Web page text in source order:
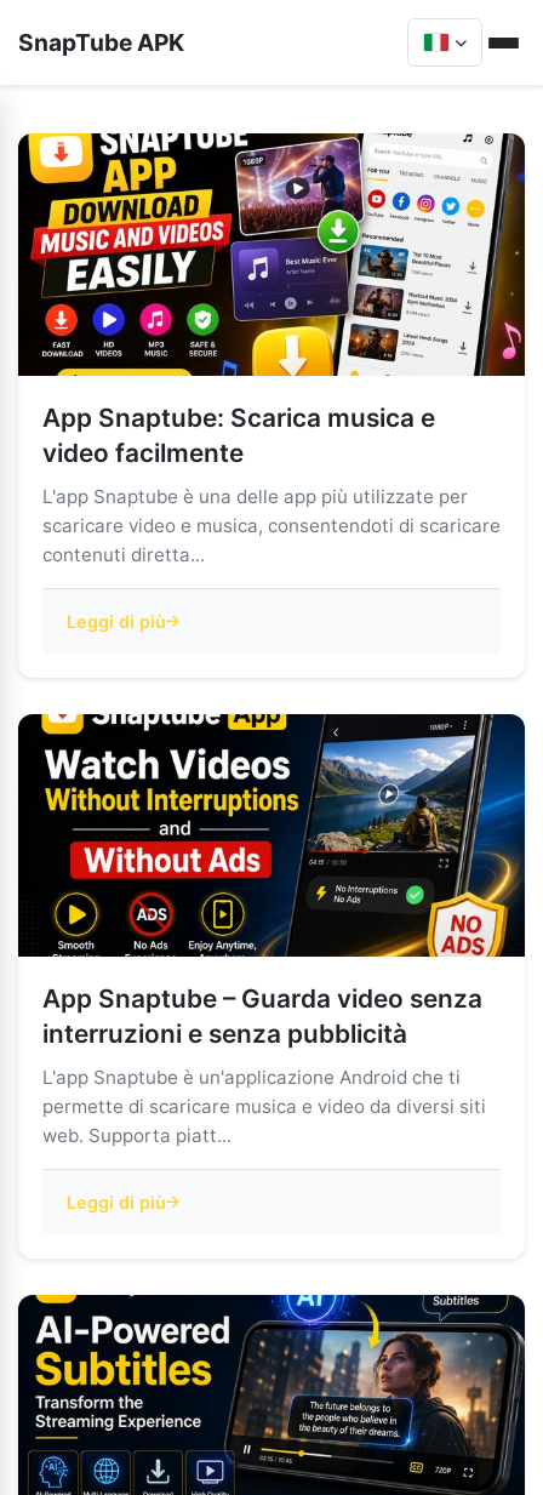
SnapTube APK
App Snaptube: Scarica musica e
video facilmente
L'app Snaptube è una delle app più utilizzate per
scaricare video e musica, consentendoti di scaricare
contenuti diretta...
Leggi di più
App Snaptube – Guarda video senza
interruzioni e senza pubblicità
L'app Snaptube è un'applicazione Android che ti
permette di scaricare musica e video da diversi siti
web. Supporta piatt...
Leggi di più